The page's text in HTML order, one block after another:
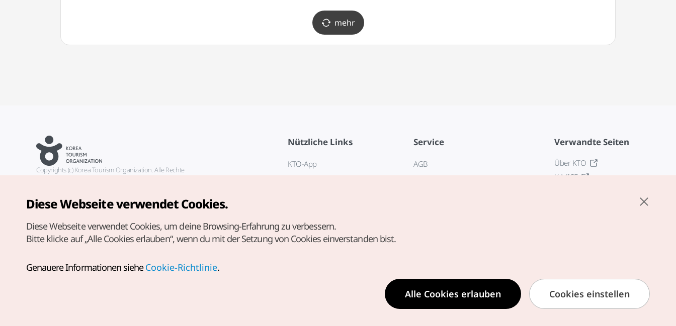
mehr
Nützliche Links
KTO-App
Service
AGB
Standortinformationen
Verwandte Seiten
Über KTO
K-MICE
Copyrights (c) Korea Tourism Organization. Alle Rechte
german@knto.or.kr
Diese Webseite verwendet Cookies.
Diese Webseite verwendet Cookies, um deine Browsing-Erfahrung zu verbessern.
Bitte klicke auf „Alle Cookies erlauben“, wenn du mit der Setzung von Cookies einverstanden bist.
Genauere Informationen sieheCookie-Richtlinie.
Alle Cookies erlauben Cookies einstellen